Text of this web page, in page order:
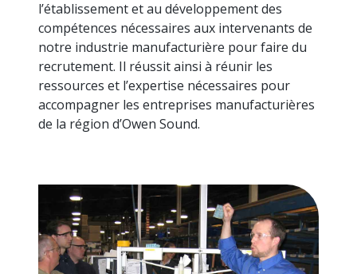
l’établissement et au développement des
compétences nécessaires aux intervenants de
notre industrie manufacturière pour faire du
recrutement. Il réussit ainsi à réunir les
ressources et l’expertise nécessaires pour
accompagner les entreprises manufacturières
de la région d’Owen Sound.